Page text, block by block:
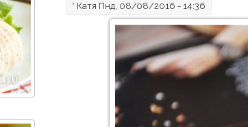
* Катя Пнд, 08/08/2016 - 14:36